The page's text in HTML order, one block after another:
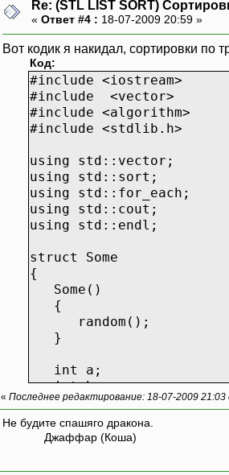
Re: (STL LIST SORT)
« Ответ #4 : 18-07-2009 20:59 »
Вот кодик я накидал, сортировки
Код:
#include <iostream>
#include <vector>
#include <algorithm>
#include <stdlib.h>
using std::vector;
using std::sort;
using std::for_each;
using std::cout;
using std::endl;
struct Some
{
Some()
{
random();
}
int a;
int b;
int c;
bool operator < (const
{
« Последнее редактирование: 18-07-2009
Не будите спашяго дракона.
Джаффар (Коша)